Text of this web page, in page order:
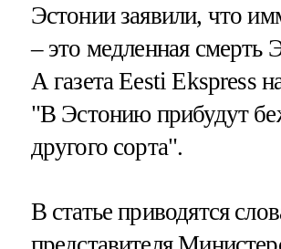
Эстонии заявили, что
– это медленная смерть
А газета Eesti Ekspress
"В Эстонию прибудут
другого сорта".
В статье приводятся